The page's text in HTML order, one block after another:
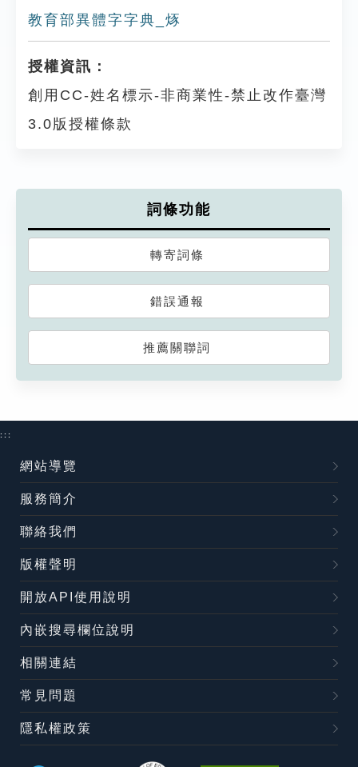
教育部異體字字典_烼
授權資訊：
創用CC-姓名標示-非商業性-禁止改作臺灣
3.0版授權條款
詞條功能
轉寄詞條
錯誤通報
推薦關聯詞
:::
網站導覽
服務簡介
聯絡我們
版權聲明
開放API使用說明
內嵌搜尋欄位說明
相關連結
常見問題
隱私權政策